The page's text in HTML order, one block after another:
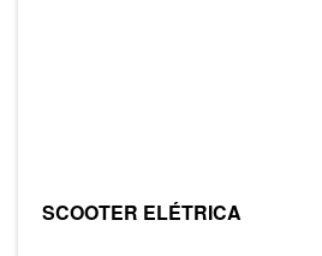
SCOOTER ELÉTRICA